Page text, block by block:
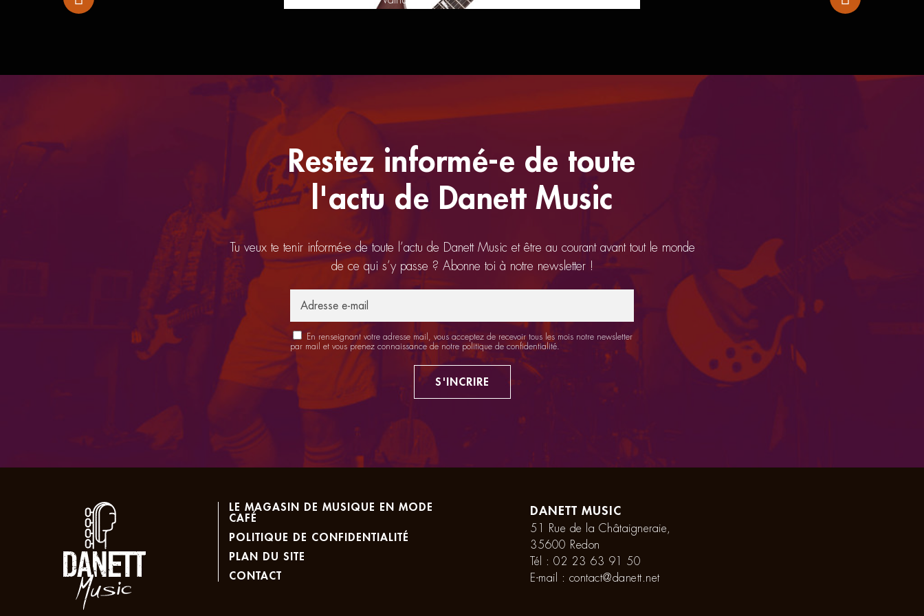
Restez informé-e de toute
l'actu de Danett Music
Tu veux te tenir informé-e de toute l’actu de Danett Music et être au courant avant tout le monde
de ce qui s’y passe ? Abonne toi à notre newsletter !
En renseignant votre adresse mail, vous acceptez de recevoir tous les mois notre newsletter
par mail et vous prenez connaissance de notre politique de confidentialité
S'INCRIRE
LE MAGASIN DE MUSIQUE EN MODE
CAFÉ
POLITIQUE DE CONFIDENTIALITÉ
PLAN DU SITE
CONTACT
DANETT MUSIC
51 Rue de la Châtaigneraie,
35600 Redon
Tél : 02 23 63 91 50
E-mail : contact@danett.net